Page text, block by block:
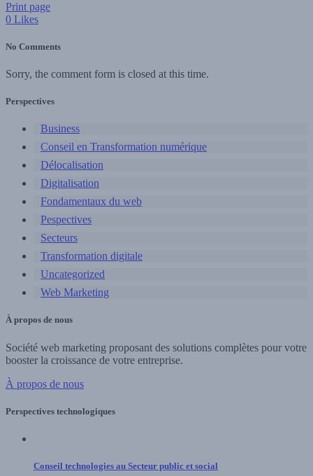
Print page
0 Likes
No Comments
Sorry, the comment form is closed at this time.
Perspectives
Business
Conseil en Transformation numérique
Délocalisation
Digitalisation
Fondamentaux du web
Pespectives
Secteurs
Transformation digitale
Uncategorized
Web Marketing
À propos de nous
Société web marketing proposant des solutions complètes pour votre
booster la croissance de votre entreprise.
À propos de nous
Perspectives technologiques
Conseil technologies au Secteur public et social